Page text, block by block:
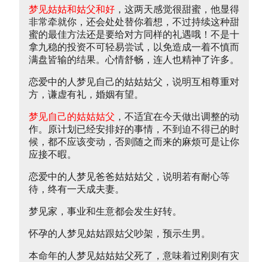
梦见姑姑和姑父和好 ，这两天感觉很甜蜜，他显得
非常牵就你，还会处处替你着想，不过持续这种甜
蜜的最佳方法还是要给对方同样的礼遇哦！不是十
拿九稳的投资不可轻易尝试，以免造成一着不慎而
满盘皆输的结果。心情舒畅，连人也精神了许多。
恋爱中的人梦见自己的姑姑姑父，说明互相尊重对
方，谦虚有礼，婚姻有望。
梦见自己的姑姑姑父 ，不适宜在今天做出调整的动
作。原计划已经安排好的事情，不到迫不得已的时
候，都不应该变动，否则随之而来的麻烦可是让你
应接不暇。
恋爱中的人梦见爸爸姑姑姑父，说明若有耐心等
待，终有一天成夫妻。
梦见家，事业和生意都会发生好转。
怀孕的人梦见姑姑跟姑父吵架，预示生男。
本命年的人梦见姑姑姑父死了，意味着过刚则有灾